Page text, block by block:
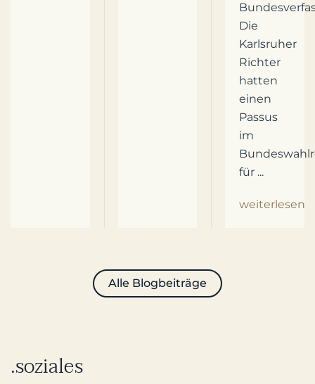
Die
Karlsruher
Richter
hatten
einen
Passus
im
für ...
weiterlesen
Alle Blogbeiträge
.soziales